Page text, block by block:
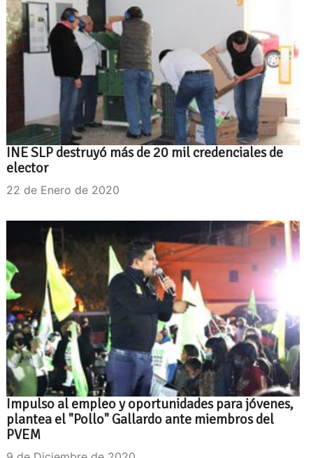
INE SLP destruyó más de 20 mil credenciales de
elector
22 de Enero de 2020
Impulso al empleo y oportunidades para jóvenes,
plantea el "Pollo" Gallardo ante miembros del
PVEM